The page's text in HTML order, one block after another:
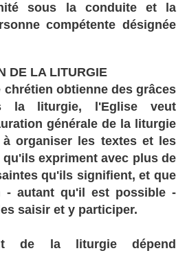
sous la conduite et la
compétente désignée
DE LA LITURGIE
chrétien obtienne des grâces
la liturgie, l'Eglise veut
générale de la liturgie
organiser les textes et les
expriment avec plus de
qu'ils signifient, et que
- autant qu'il est possible -
saisir et y participer.
de la liturgie dépend